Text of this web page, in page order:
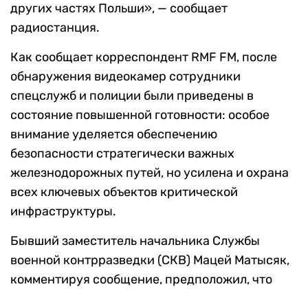
других частях Польши», — сообщает
радиостанция.
Как сообщает корреспондент RMF FM, после
обнаружения видеокамер сотрудники
спецслужб и полиции были приведены в
состояние повышенной готовности: особое
внимание уделяется обеспечению
безопасности стратегически важных
железнодорожных путей, но усилена и охрана
всех ключевых объектов критической
инфраструктуры.
Бывший заместитель начальника Службы
военной контрразведки (СКВ) Мацей Матысяк,
комментируя сообщение, предположил, что